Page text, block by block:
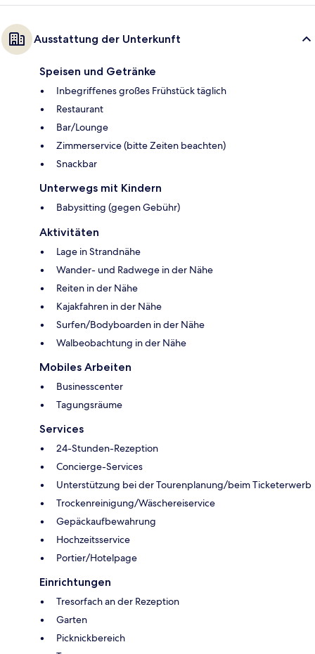
Ausstattung der Unterkunft
Speisen und Getränke
Inbegriffenes großes Frühstück täglich
Restaurant
Bar/Lounge
Zimmerservice (bitte Zeiten beachten)
Snackbar
Unterwegs mit Kindern
Babysitting (gegen Gebühr)
Aktivitäten
Lage in Strandnähe
Wander- und Radwege in der Nähe
Reiten in der Nähe
Kajakfahren in der Nähe
Surfen/Bodyboarden in der Nähe
Walbeobachtung in der Nähe
Mobiles Arbeiten
Businesscenter
Tagungsräume
Services
24-Stunden-Rezeption
Concierge-Services
Unterstützung bei der Tourenplanung/beim Ticketerwerb
Trockenreinigung/Wäschereiservice
Gepäckaufbewahrung
Hochzeitsservice
Portier/Hotelpage
Einrichtungen
Tresorfach an der Rezeption
Garten
Picknickbereich